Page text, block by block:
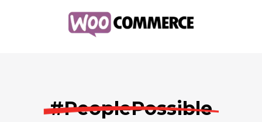
#PeoplePossible